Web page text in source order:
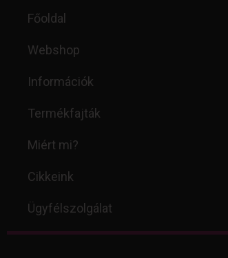
Főoldal
Webshop
Információk
Termékfajták
Miért mi?
Cikkeink
Ügyfélszolgálat